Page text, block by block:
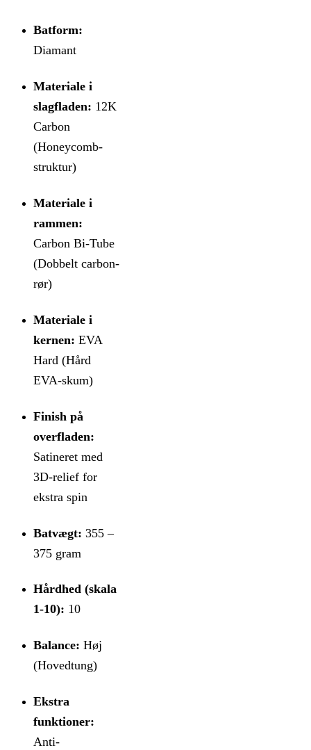
Batform:
Diamant
Materiale i
slagfladen: 12K
Carbon
(Honeycomb-
struktur)
Materiale i
rammen:
Carbon Bi-Tube
(Dobbelt carbon-
rør)
Materiale i
kernen: EVA
Hard (Hård
EVA-skum)
Finish på
overfladen:
Satineret med
3D-relief for
ekstra spin
Batvægt: 355 –
375 gram
Hårdhed (skala
1-10): 10
Balance: Høj
(Hovedtung)
Ekstra
funktioner:
Anti-